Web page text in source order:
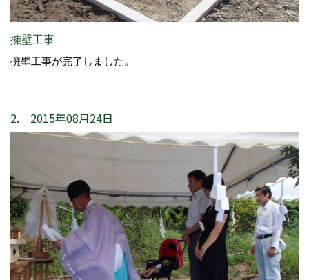
擁壁工事
擁壁工事が完了しました。
2. 2015年08月24日